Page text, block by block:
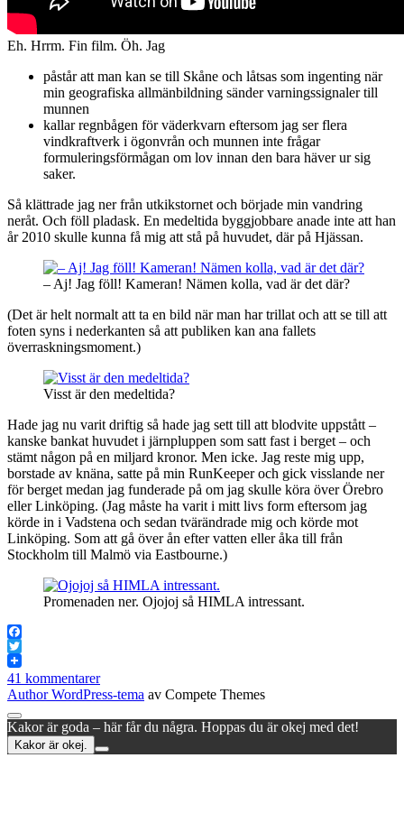
Eh. Hrrm. Fin film. Öh. Jag
påstår att man kan se till Skåne och låtsas som ingenting när
min geografiska allmänbildning sänder varningssignaler till
munnen
kallar regnbågen för väderkvarn eftersom jag ser flera
vindkraftverk i ögonvrån och munnen inte frågar
formuleringsförmågan om lov innan den bara häver ur sig
saker.
Så klättrade jag ner från utkikstornet och började min vandring
neråt. Och föll pladask. En medeltida byggjobbare anade inte att han
år 2010 skulle kunna få mig att stå på huvudet, där på Hjässan.
– Aj! Jag föll! Kameran! Nämen kolla, vad är det där?
(Det är helt normalt att ta en bild när man har trillat och att se till att
foten syns i nederkanten så att publiken kan ana fallets
överraskningsmoment.)
Visst är den medeltida?
Hade jag nu varit driftig så hade jag sett till att blodvite uppstått –
kanske bankat huvudet i järnpluppen som satt fast i berget – och
stämt någon på en miljard kronor. Men icke. Jag reste mig upp,
borstade av knäna, satte på min RunKeeper och gick visslande ner
för berget medan jag funderade på om jag skulle köra över Örebro
eller Linköping. (Jag måste ha varit i mitt livs form eftersom jag
körde in i Vadstena och sedan tvärändrade mig och körde mot
Linköping. Som att gå över ån efter vatten eller åka till från
Stockholm till Malmö via Eastbourne.)
Promenaden ner. Ojojoj så HIMLA intressant.
Facebook
Twitter
41 kommentarer
Author WordPress-tema av Compete Themes
Rulla
till
toppen
Kakor är goda – här får du några. Hoppas du är okej med det!
Kakor är okej.